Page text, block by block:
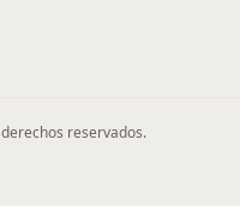
reservados.